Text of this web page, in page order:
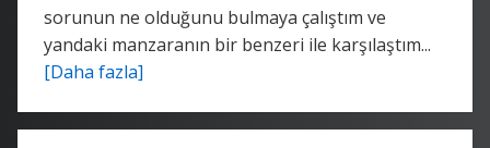
sorunun ne olduğunu bulmaya çalıştım ve
yandaki manzaranın bir benzeri ile karşılaştım...
[Daha fazla]